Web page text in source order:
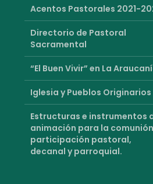
Acentos Pastorales 2021-
Directorio de Pastoral
Sacramental
“El Buen Vivir” en La
Iglesia y Pueblos Originarios
Estructuras e instrumentos
animación para la
participación pastoral,
decanal y parroquial.